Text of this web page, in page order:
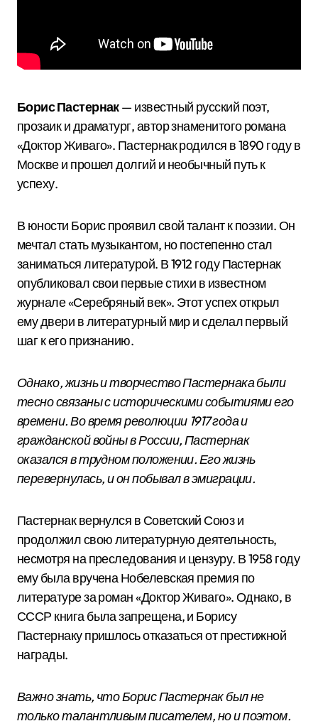
Борис Пастернак— известный русский поэт,
прозаик и драматург, автор знаменитого романа
«Доктор Живаго». Пастернак родился в 1890 году в
Москве и прошел долгий и необычный путь к
успеху.
В юности Борис проявил свой талант к поэзии. Он
мечтал стать музыкантом, но постепенно стал
заниматься литературой. В 1912 году Пастернак
опубликовал свои первые стихи в известном
журнале «Серебряный век». Этот успех открыл
ему двери в литературный мир и сделал первый
шаг к его признанию.
Однако, жизнь и творчество Пастернака были
тесно связаны с историческими событиями его
времени. Во время революции 1917 года и
гражданской войны в России, Пастернак
оказался в трудном положении. Его жизнь
перевернулась, и он побывал в эмиграции.
Пастернак вернулся в Советский Союз и
продолжил свою литературную деятельность,
несмотря на преследования и цензуру. В 1958 году
ему была вручена Нобелевская премия по
литературе за роман «Доктор Живаго». Однако, в
СССР книга была запрещена, и Борису
Пастернаку пришлось отказаться от престижной
награды.
Важно знать, что Борис Пастернак был не
только талантливым писателем, но и поэтом.